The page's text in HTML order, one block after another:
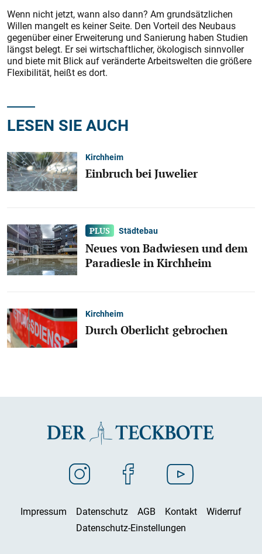
Wenn nicht jetzt, wann also dann? Am grundsätzlichen
Willen mangelt es keiner Seite. Den Vorteil des Neubaus
gegenüber einer Erweiterung und Sanierung haben Studien
längst belegt. Er sei wirtschaftlicher, ökologisch sinnvoller
und biete mit Blick auf veränderte Arbeitswelten die größere
Flexibilität, heißt es dort.
LESEN SIE AUCH
Kirchheim
Einbruch bei Juwelier
Städtebau
Neues von Badwiesen und dem
Paradiesle in Kirchheim
Kirchheim
Durch Oberlicht gebrochen
Impressum Datenschutz AGB Kontakt
Widerruf
Datenschutz-Einstellungen